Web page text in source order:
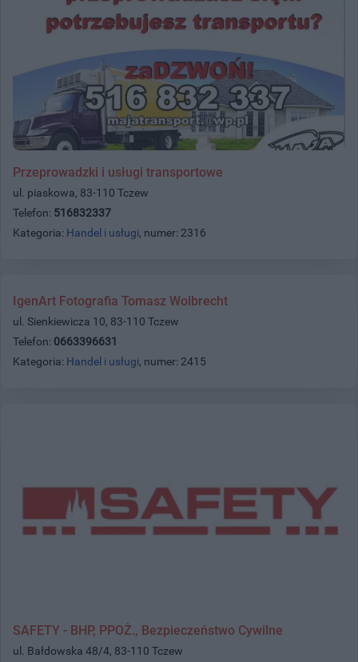
Przeprowadzki i usługi transportowe
ul. piaskowa, 83-110 Tczew
Telefon: 516832337
Kategoria: Handel i usługi, numer: 2316
IgenArt Fotografia Tomasz Wolbrecht
ul. Sienkiewicza 10, 83-110 Tczew
Telefon: 0663396631
Kategoria: Handel i usługi, numer: 2415
SAFETY - BHP, PPOŻ., Bezpieczeństwo Cywilne
ul. Bałdowska 48/4, 83-110 Tczew